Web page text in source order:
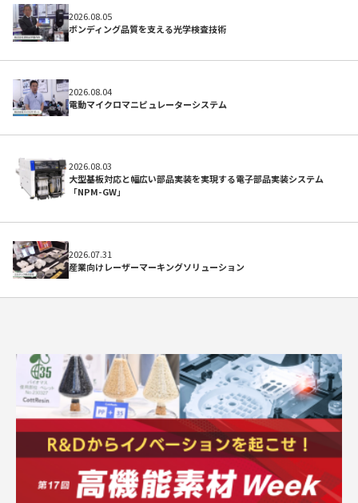
2026.08.05
ボンディング品質を支える光学検査技術
2026.08.04
電動マイクロマニピュレーターシステム
2026.08.03
大型基板対応と幅広い部品実装を実現する電子部品実装システム
「NPM-GW」
2026.07.31
産業向けレーザーマーキングソリューション